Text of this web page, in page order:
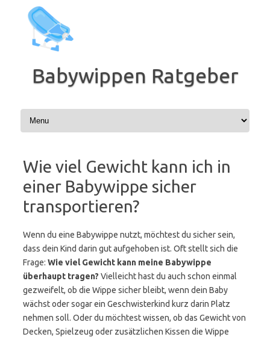
Inhalt
springen
Babywippen Ratgeber
Wie viel Gewicht kann ich in
einer Babywippe sicher
transportieren?
Wenn du eine Babywippe nutzt, möchtest du sicher sein,
dass dein Kind darin gut aufgehoben ist. Oft stellt sich die
Frage: Wie viel Gewicht kann meine Babywippe
überhaupt tragen? Vielleicht hast du auch schon einmal
gezweifelt, ob die Wippe sicher bleibt, wenn dein Baby
wächst oder sogar ein Geschwisterkind kurz darin Platz
nehmen soll. Oder du möchtest wissen, ob das Gewicht von
Decken, Spielzeug oder zusätzlichen Kissen die Wippe